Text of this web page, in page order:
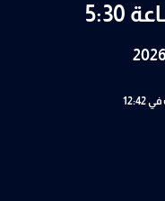
5:30
12:42